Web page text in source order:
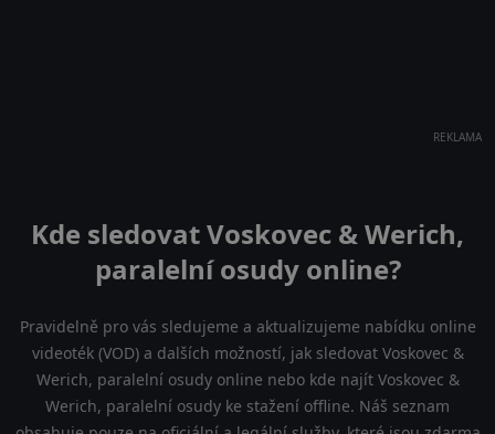
REKLAMA
Kde sledovat Voskovec & Werich,
paralelní osudy online?
Pravidelně pro vás sledujeme a aktualizujeme nabídku online
videoték (VOD) a dalších možností, jak sledovat Voskovec &
Werich, paralelní osudy online nebo kde najít Voskovec &
Werich, paralelní osudy ke stažení offline. Náš seznam